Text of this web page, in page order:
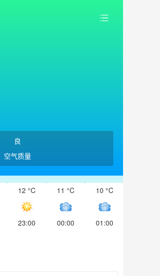
良
空气质量
12 °C
23:00
11 °C
00:00
10 °C
01:00